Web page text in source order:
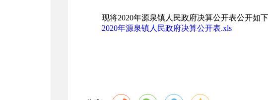
现将2020年源泉镇人民政府决算公开表公开如
2020年源泉镇人民政府决算公开表.xls